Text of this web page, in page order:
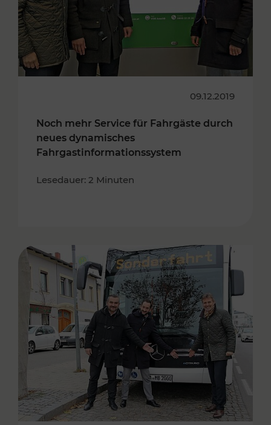
09.12.2019
Noch mehr Service für Fahrgäste durch
neues dynamisches
Fahrgastinformationssystem
Lesedauer: 2 Minuten